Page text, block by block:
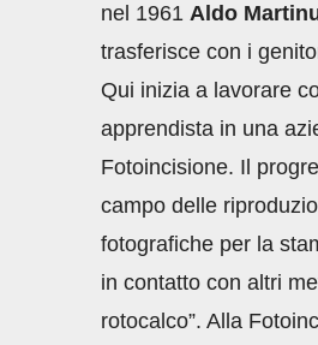
nel 1961 Aldo
trasferisce con i
Qui inizia a lavorare
apprendista in una
Fotoincisione. Il
campo delle
fotografiche per la
in contatto con altri
rotocalco”. Alla